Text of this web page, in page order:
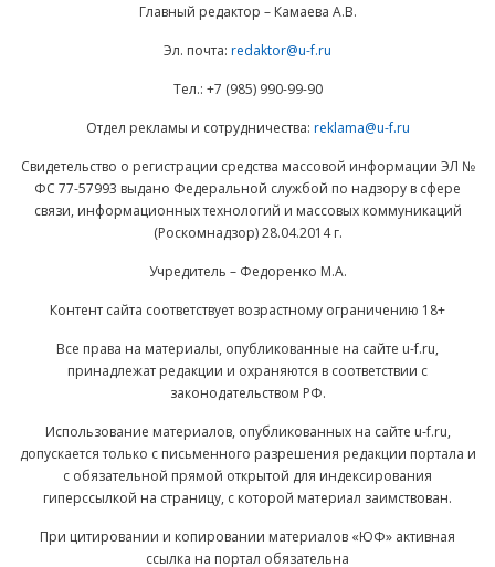
Главный редактор – Камаева А.В.
Эл. почта: redaktor@u-f.ru
Тел.: +7 (985) 990-99-90
Отдел рекламы и сотрудничества: reklama@u-f.ru
Свидетельство о регистрации средства массовой информации ЭЛ №
ФС 77-57993 выдано Федеральной службой по надзору в сфере
связи, информационных технологий и массовых коммуникаций
(Роскомнадзор) 28.04.2014 г.
Учредитель – Федоренко М.А.
Контент сайта соответствует возрастному ограничению 18+
Все права на материалы, опубликованные на сайте u-f.ru,
принадлежат редакции и охраняются в соответствии с
законодательством РФ.
Использование материалов, опубликованных на сайте u-f.ru,
допускается только с письменного разрешения редакции портала и
с обязательной прямой открытой для индексирования
гиперссылкой на страницу, с которой материал заимствован.
При цитировании и копировании материалов «ЮФ» активная
ссылка на портал обязательна